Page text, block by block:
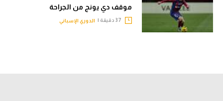
موقف دي يونج من الجراحة
الدوري الإسباني